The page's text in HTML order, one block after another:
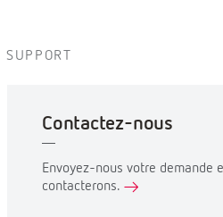
SUPPORT
Contactez-nous
Envoyez-nous votre demande
contacterons.